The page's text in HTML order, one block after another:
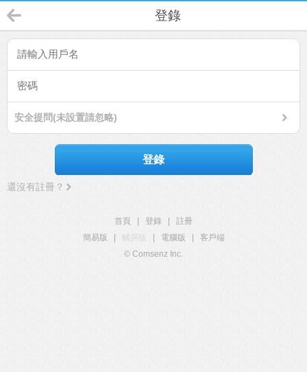
登錄
安全提問(未設置請忽略)
登錄
還沒有註冊？
首頁 登錄
註冊
簡易版
觸屏版 電腦版
客戶端
© Comsenz Inc.